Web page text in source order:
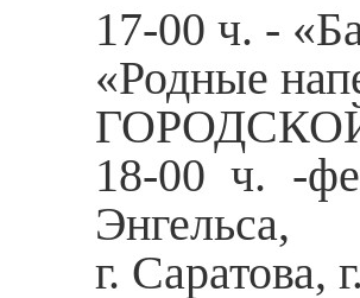
17-00 ч. -
«Родные
18-00 ч. -
Энгельса,
г. Саратова,